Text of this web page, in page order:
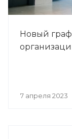
Новый
7 апреля 2023